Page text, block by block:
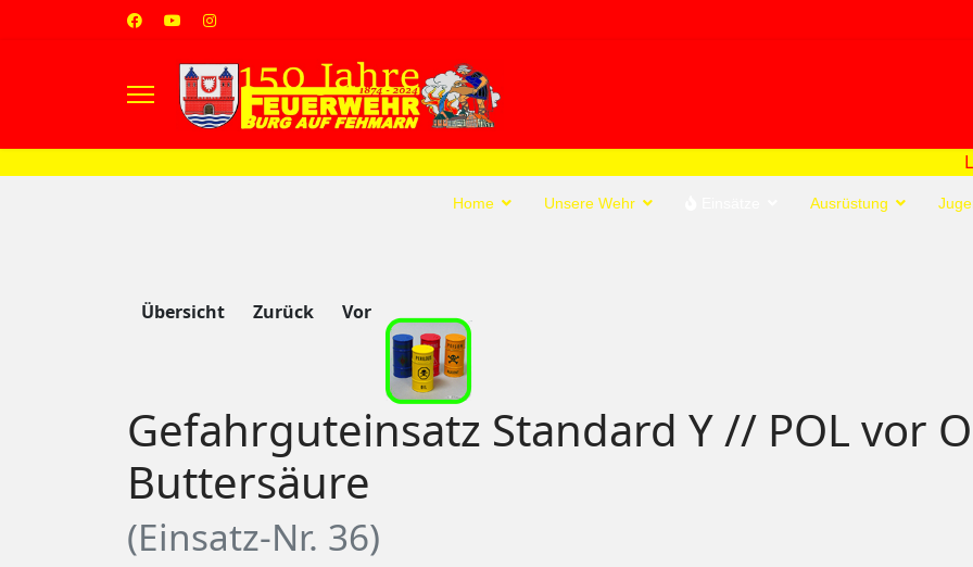
Home Unsere Wehr Ausrüstung
Übersicht Zurück Vor
Gefahrguteinsatz Standard Y // POL vor
Buttersäure
(Einsatz-Nr. 36)